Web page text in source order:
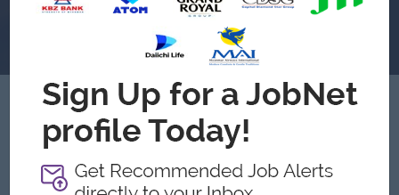
Kyaw Gems & Jewelry